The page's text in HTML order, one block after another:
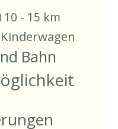
10 - 15 km
Bahn